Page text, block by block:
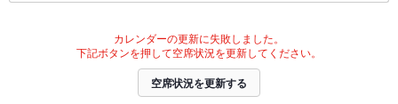
カレンダーの更新に失敗しました。
下記ボタンを押して空席状況を更新してください。
空席状況を更新する